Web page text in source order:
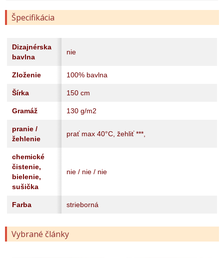
Špecifikácia
Dizajnérska
bavlna
nie
Zloženie 100% bavlna
Šírka 150 cm
Gramáž 130 g/m2
pranie /
žehlenie
prať max 40°C, žehliť ***,
chemické
čistenie,
bielenie,
sušička
nie / nie / nie
Farba strieborná
Vybrané články